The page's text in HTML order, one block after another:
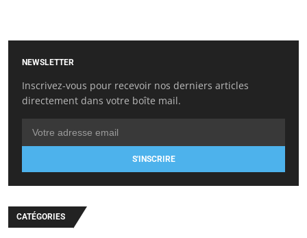
NEWSLETTER
Inscrivez-vous pour recevoir nos derniers articles
directement dans votre boîte mail.
S'INSCRIRE
CATÉGORIES